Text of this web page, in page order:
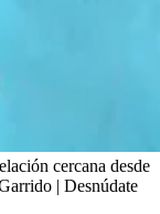
cercana desde
| Desnúdate